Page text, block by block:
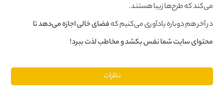
می‌کند که طرح‌ها زیبا هستند.
در آخر هم دوباره یادآوری می‌کنیم کهفضای خالی اجازه می‌دهد تا
محتوای سایت شما نفس بکشد و مخاطب لذت ببرد!
نظرات